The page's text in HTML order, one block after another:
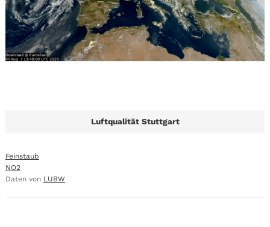
Luftqualität Stuttgart
Feinstaub
NO2
Daten von LUBW